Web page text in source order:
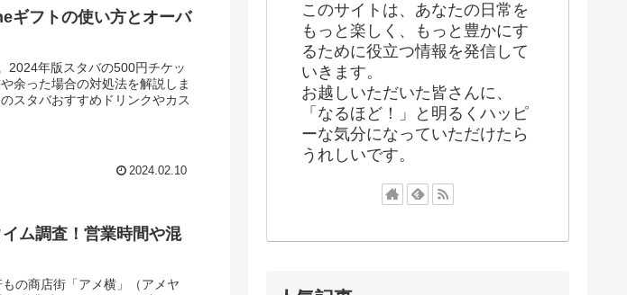
ギフトの使い方とオーバ
2024年版スタバの500円チケッ
余った場合の対処法を解説しま
スタバおすすめドリンクやカス
2024.02.10
ム調査！営業時間や混
の商店街「アメ横」（アメヤ
このサイトは、あなたの日常を
もっと楽しく、もっと豊かにす
るために役立つ情報を発信して
いきます。
お越しいただいた皆さんに、
「なるほど！」と明るくハッピ
ーな気分になっていただけたら
うれしいです。